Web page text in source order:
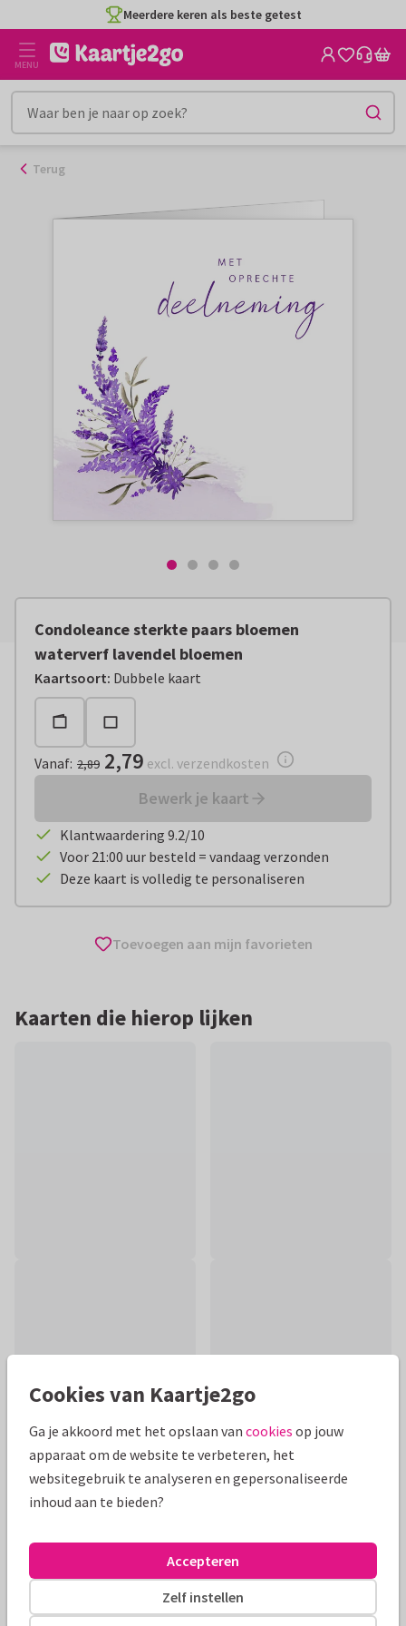
naar
inhoud
Meerdere keren als beste getest
MENU
Terug
Condoleance sterkte paars bloemen
waterverf lavendel bloemen
Kaartsoort: Dubbele kaart
Vanaf:€ 2,79 excl. verzendkosten
Vanaf: 2,89 2,79 excl. verzendkosten
Bewerk je kaart
Klantwaardering 9.2/10
Voor 21:00 uur besteld = vandaag verzonden
Deze kaart is volledig te personaliseren
Toevoegen aan mijn favorieten
Kaarten die hierop lijken
Productinformatie
Een condoleancekaart 'met oprechte deelneming'' met
handgeschilderde paarse lavendel en waterverf om iemand
Cookies van Kaartje2go
Ga je akkoord met het opslaan van cookies op jouw
apparaat om de website te verbeteren, het
websitegebruik te analyseren en gepersonaliseerde
inhoud aan te bieden?
Zelf instellen
Accepteren